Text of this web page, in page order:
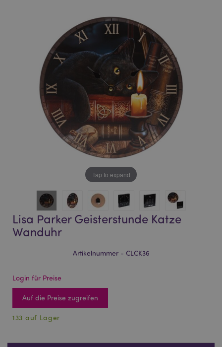
Tap to expand
Lisa Parker Geisterstunde Katze
Wanduhr
Artikelnummer - CLCK36
Login für Preise
Auf die Preise zugreifen
133 auf Lager